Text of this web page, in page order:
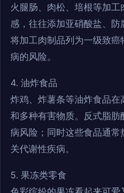
火腿肠、肉松、培根等加
感，往往添加亚硝酸盐、
将加工肉制品列为一级致
病的风险。
4. 油炸食品
炸鸡、炸薯条等油炸食品
和多种有害物质。反式脂
病风险；同时这些食品通
关代谢性疾病。
5. 果冻类零食